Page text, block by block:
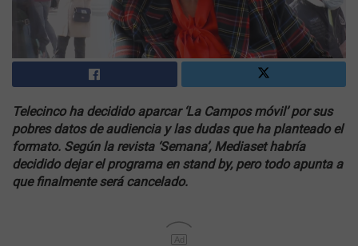
Telecinco ha decidido aparcar ‘La Campos móvil’ por sus
pobres datos de audiencia y las dudas que ha planteado el
formato. Según la revista ‘Semana’, Mediaset habría
decidido dejar el programa en stand by, pero todo apunta a
que finalmente será cancelado.
Ad